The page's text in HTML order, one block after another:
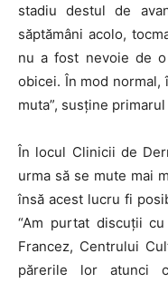
stadiu destul de
săptămâni acolo,
nu a fost nevoie de
obicei. În mod normal,
muta”, susține
În locul Clinicii de
urma să se mute mai
însă acest lucru fi
“Am purtat discuții
Francez, Centrului
părerile lor atunci